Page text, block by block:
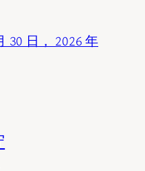
30 日， 2026 年